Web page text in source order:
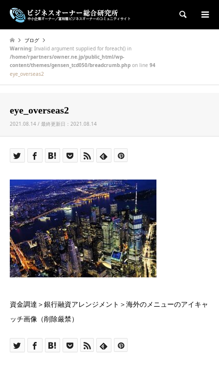
検索
ブログ
Warning: Invalid argument supplied for foreach() in
/home/rpartners/owner.ne.jp/public_html/wp-
content/themes/gensen_tcd050/breadcrumb.php on line 94
eye_overseas2
eye_overseas2
2021.08.14 / 最終更新日：2021.08.14
資金調達＞銀行融資アレンジメント＞海外のメニューのアイキャ
ッチ画像（削除厳禁）